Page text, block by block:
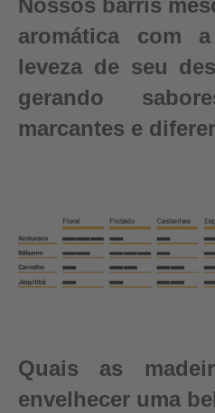
Nossos barris
aromática com
leveza de seu
gerando
marcantes e
Quais as
envelhecer uma